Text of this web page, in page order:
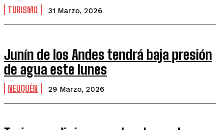
TURISMO 31 Marzo, 2026
Junín de los Andes tendrá baja presión
de agua este lunes
NEUQUÉN 29 Marzo, 2026